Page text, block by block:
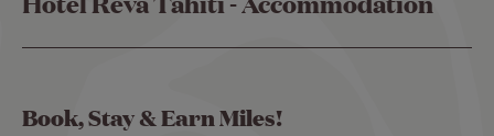
Book, Stay & Earn Miles!